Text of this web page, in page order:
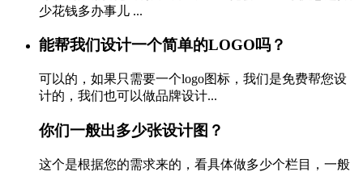
少花钱多办事儿 ...
能帮我们设计一个简单的LOGO吗？
可以的，如果只需要一个logo图标，我们是免费帮您设
计的，我们也可以做品牌设计...
你们一般出多少张设计图？
这个是根据您的需求来的，看具体做多少个栏目，一般